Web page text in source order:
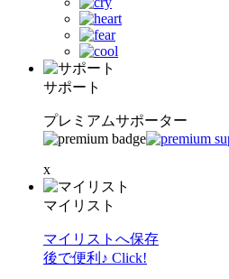
サポート
プレミアムサポーター
x
マイリスト
マイリストへ保存
後で便利♪ Click!